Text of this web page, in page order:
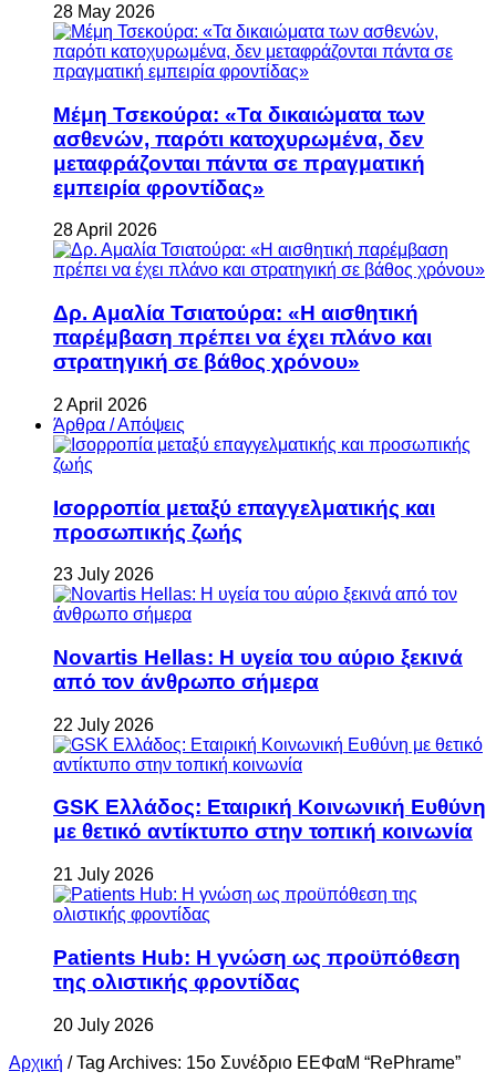
28 May 2026
Μέμη Τσεκούρα: «Τα δικαιώματα των
ασθενών, παρότι κατοχυρωμένα, δεν
μεταφράζονται πάντα σε πραγματική
εμπειρία φροντίδας»
28 April 2026
Δρ. Αμαλία Τσιατούρα: «Η αισθητική
παρέμβαση πρέπει να έχει πλάνο και
στρατηγική σε βάθος χρόνου»
2 April 2026
Άρθρα / Απόψεις
Ισορροπία μεταξύ επαγγελματικής και
προσωπικής ζωής
23 July 2026
Novartis Hellas: Η υγεία του αύριο ξεκινά
από τον άνθρωπο σήμερα
22 July 2026
GSK Ελλάδος: Εταιρική Κοινωνική Ευθύνη
με θετικό αντίκτυπο στην τοπική κοινωνία
21 July 2026
Patients Hub: Η γνώση ως προϋπόθεση
της ολιστικής φροντίδας
20 July 2026
Αρχική / Tag Archives: 15ο Συνέδριο ΕΕΦαΜ “RePhrame”